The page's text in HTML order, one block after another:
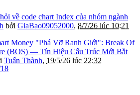
về code chart Index của nhóm ngành
bởi GiaBao09052000, 8/7/26 lúc 10:21
Money "Phá Vỡ Ranh Giới": Break Of
(BOS) — Tín Hiệu Cấu Trúc Mới Bắt
Tuấn Thành, 19/5/26 lúc 22:32